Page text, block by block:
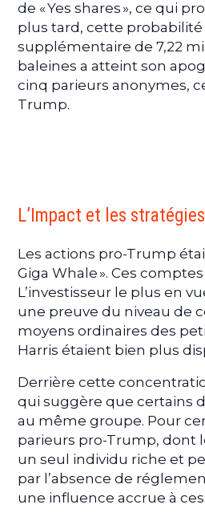
de « Yes shares », ce qui
plus tard, cette probabilité
supplémentaire de 7,22
baleines a atteint son
cinq parieurs anonymes,
Trump.
L’Impact et les
Les actions pro-Trump
Giga Whale ». Ces
L’investisseur le plus en
une preuve du niveau de
moyens ordinaires des
Harris étaient bien plus
Derrière cette
qui suggère que certains
au même groupe. Pour
parieurs pro-Trump, dont
un seul individu riche et
par l’absence de
une influence accrue à